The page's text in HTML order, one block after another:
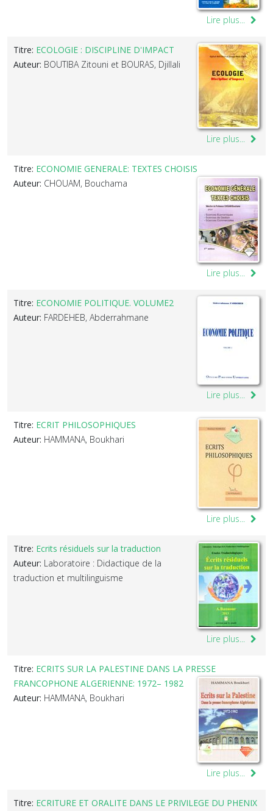
Lire plus...
Titre: ECOLOGIE : DISCIPLINE D'IMPACT
Auteur: BOUTIBA Zitouni et BOURAS, Djillali
Lire plus...
Titre: ECONOMIE GENERALE: TEXTES CHOISIS
Auteur: CHOUAM, Bouchama
Lire plus...
Titre: ECONOMIE POLITIQUE. VOLUME2
Auteur: FARDEHEB, Abderrahmane
Lire plus...
Titre: ECRIT PHILOSOPHIQUES
Auteur: HAMMANA, Boukhari
Lire plus...
Titre: Ecrits résiduels sur la traduction
Auteur: Laboratoire : Didactique de la
traduction et multilinguisme
Lire plus...
Titre: ECRITS SUR LA PALESTINE DANS LA PRESSE
FRANCOPHONE ALGERIENNE: 1972– 1982
Auteur: HAMMANA, Boukhari
Lire plus...
Titre: ECRITURE ET ORALITE DANS LE PRIVILEGE DU PHENIX